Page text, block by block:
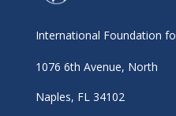
International Foundation
1076 6th Avenue, North
Naples, FL 34102